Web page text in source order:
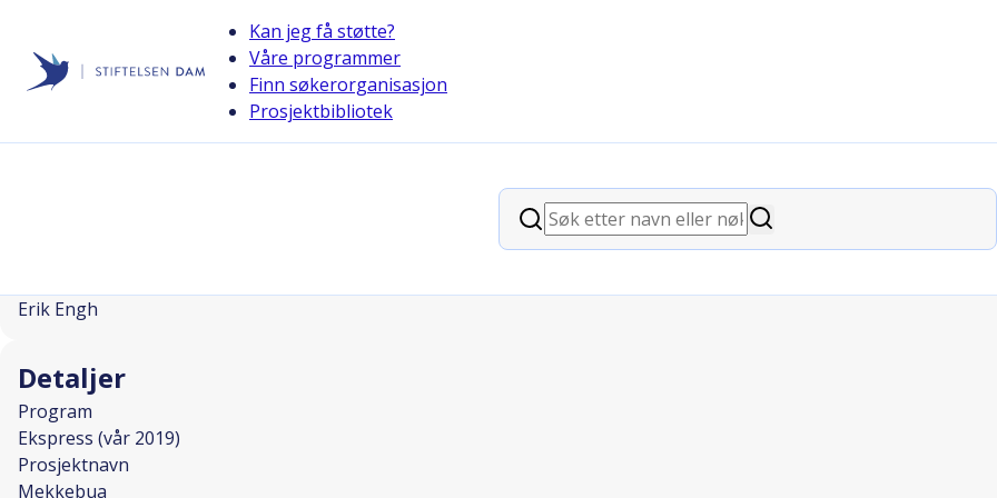
Kan jeg få støtte?
Våre programmer
Finn søkerorganisasjon
Prosjektbibliotek
Søk
Søk
Erik Engh
Detaljer
Program
Ekspress (vår 2019)
Prosjektnavn
Mekkebua